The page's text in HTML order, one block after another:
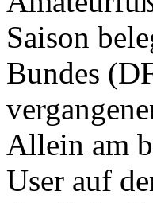
Saison
Bundes
Allein am
User auf